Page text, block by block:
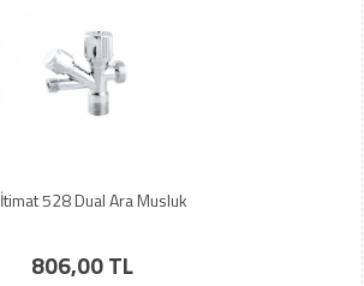
İtimat 528 Dual Ara Musluk
806,00 TL